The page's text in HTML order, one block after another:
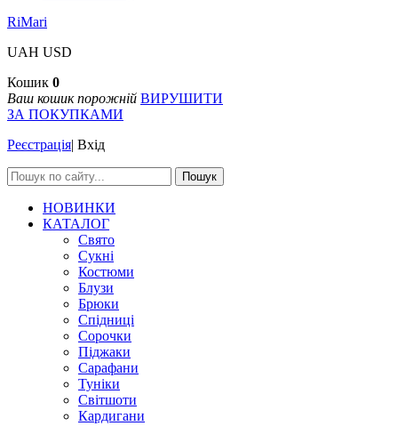
RiMari
UAH USD
Кошик 0
Ваш кошик порожній ВИРУШИТИ
ЗА ПОКУПКАМИ
Реєстрація| Вхід
Пошук
НОВИНКИ
КАТАЛОГ
Свято
Сукні
Костюми
Блузи
Брюки
Спідниці
Сорочки
Піджаки
Сарафани
Туніки
Світшоти
Кардигани